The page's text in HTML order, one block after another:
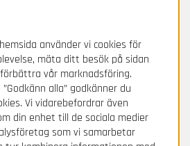
använder vi cookies för
mäta ditt besök på sidan
vår marknadsföring.
alla” godkänner du
Vi vidarebefordrar även
din enhet till de sociala medier
som vi samarbetar